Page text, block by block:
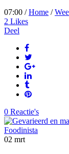
07:00 /Home /
2 Likes
Deel
0 Reactie's
02 mrt